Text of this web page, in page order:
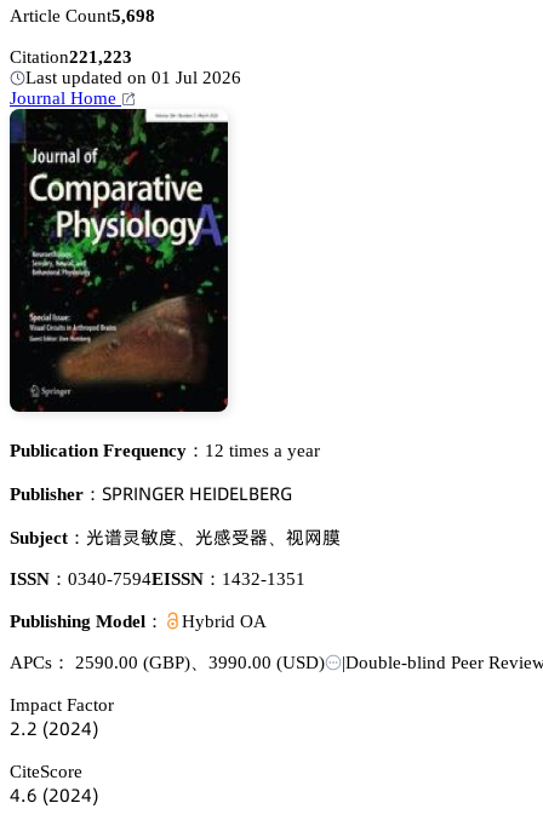
Article Count5,698
Citation221,223
Last updated on 01 Jul 2026
Journal Home
Publication Frequency： 12 times a year
Publisher： 偌鵝葤喊沟佥乊葤 㡶乊喊枀乊欄愨乊葤佥
Subject： 壾蔥䶋柩㤹 壾咱嗅裱 榪㢿溲
ISSN： 0340-7594EISSN： 1432-1351
Publishing Model： Hybrid OA
APCs： 2590.00 (GBP) 3990.00 (USD) |Double-blind Peer
Impact Factor
缗.缗 (缗蔡缗鋺)
CiteScore
鋺.炆 (缗蔡缗鋺)